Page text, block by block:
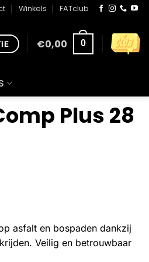
Winkels FATclub
€0,00 0
Plus 28
asfalt en bospaden dankzij
Veilig en betrouwbaar